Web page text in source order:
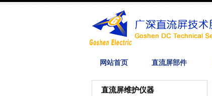
网站首页 直流屏部件
直流屏维护仪器